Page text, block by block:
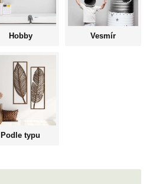
Hobby Vesmír
Podle typu